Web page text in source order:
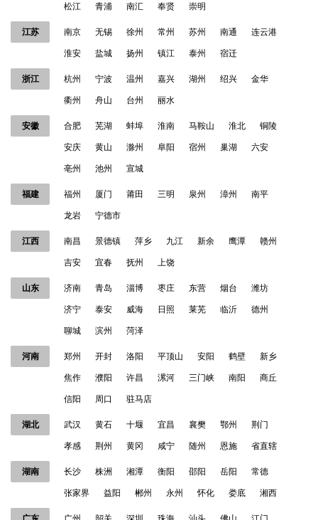
松江
青浦 南汇 奉贤 崇明
江苏 南京 无锡 徐州 常州 苏州 南通
连云港
淮安
盐城 扬州 镇江 泰州 宿迁
浙江 杭州 宁波 温州 嘉兴 湖州 绍兴
金华
衢州
舟山 台州 丽水
安徽 合肥 芜湖 蚌埠 淮南 马鞍山 淮北
铜陵
安庆
黄山 滁州 阜阳 宿州 巢湖
六安
亳州
池州 宣城
福建 福州 厦门 莆田 三明 泉州 漳州
南平
龙岩
宁德市
江西 南昌 景德镇 萍乡 九江 新余 鹰潭
赣州
吉安
宜春 抚州 上饶
山东 济南 青岛 淄博 枣庄 东营 烟台
潍坊
济宁
泰安 威海 日照 莱芜 临沂
德州
聊城
滨州 菏泽
河南 郑州 开封 洛阳 平顶山 安阳 鹤壁
新乡
焦作
濮阳 许昌 漯河 三门峡 南阳
商丘
信阳
周口 驻马店
湖北 武汉 黄石 十堰 宜昌 襄樊 鄂州
荆门
孝感
荆州 黄冈 咸宁 随州 恩施 省直辖
湖南 长沙 株洲 湘潭 衡阳 邵阳 岳阳
常德
张家界
益阳 郴州 永州 怀化 娄底 湘西